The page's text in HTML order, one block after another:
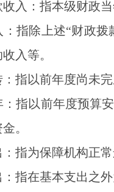
入：指本级财政
：指除上述“财政拨
入等。
指以前年度尚未
：指以前年度预算
。
指为保障机构正
指在基本支出之